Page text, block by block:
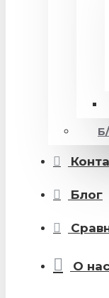
Блог
О нас